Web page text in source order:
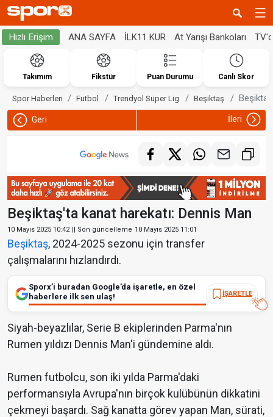
Hızlı Erişim ANA SAYFA İLK11 KUR At Yarışı Bankoları
Takımım Fikstür Puan Durumu Canlı Skor
Spor Haberleri Futbol Trendyol Süper Lig Beşiktaş
Geri İleri
Beşiktaş'ta kanat harekatı: Dennis Man
10 Mayıs 2025 10:42 || Son güncelleme 10 Mayıs 2025 11:01
Beşiktaş, 2024-2025 sezonu için transfer
çalışmalarını hızlandırdı.
Sporx’i buradan Google’da işaretle, en özel
haberlere ilk sen ulaş!
İŞARETLE
Siyah-beyazlılar, Serie B ekiplerinden Parma'nın
Rumen yıldızı Dennis Man'i gündemine aldı.
Rumen futbolcu, son iki yılda Parma'daki
performansıyla Avrupa'nın birçok kulübünün dikkatini
çekmeyi başardı. Sağ kanatta görev yapan Man, sürati,